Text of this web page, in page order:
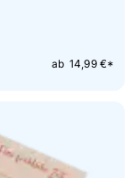
ab 14,99 €*